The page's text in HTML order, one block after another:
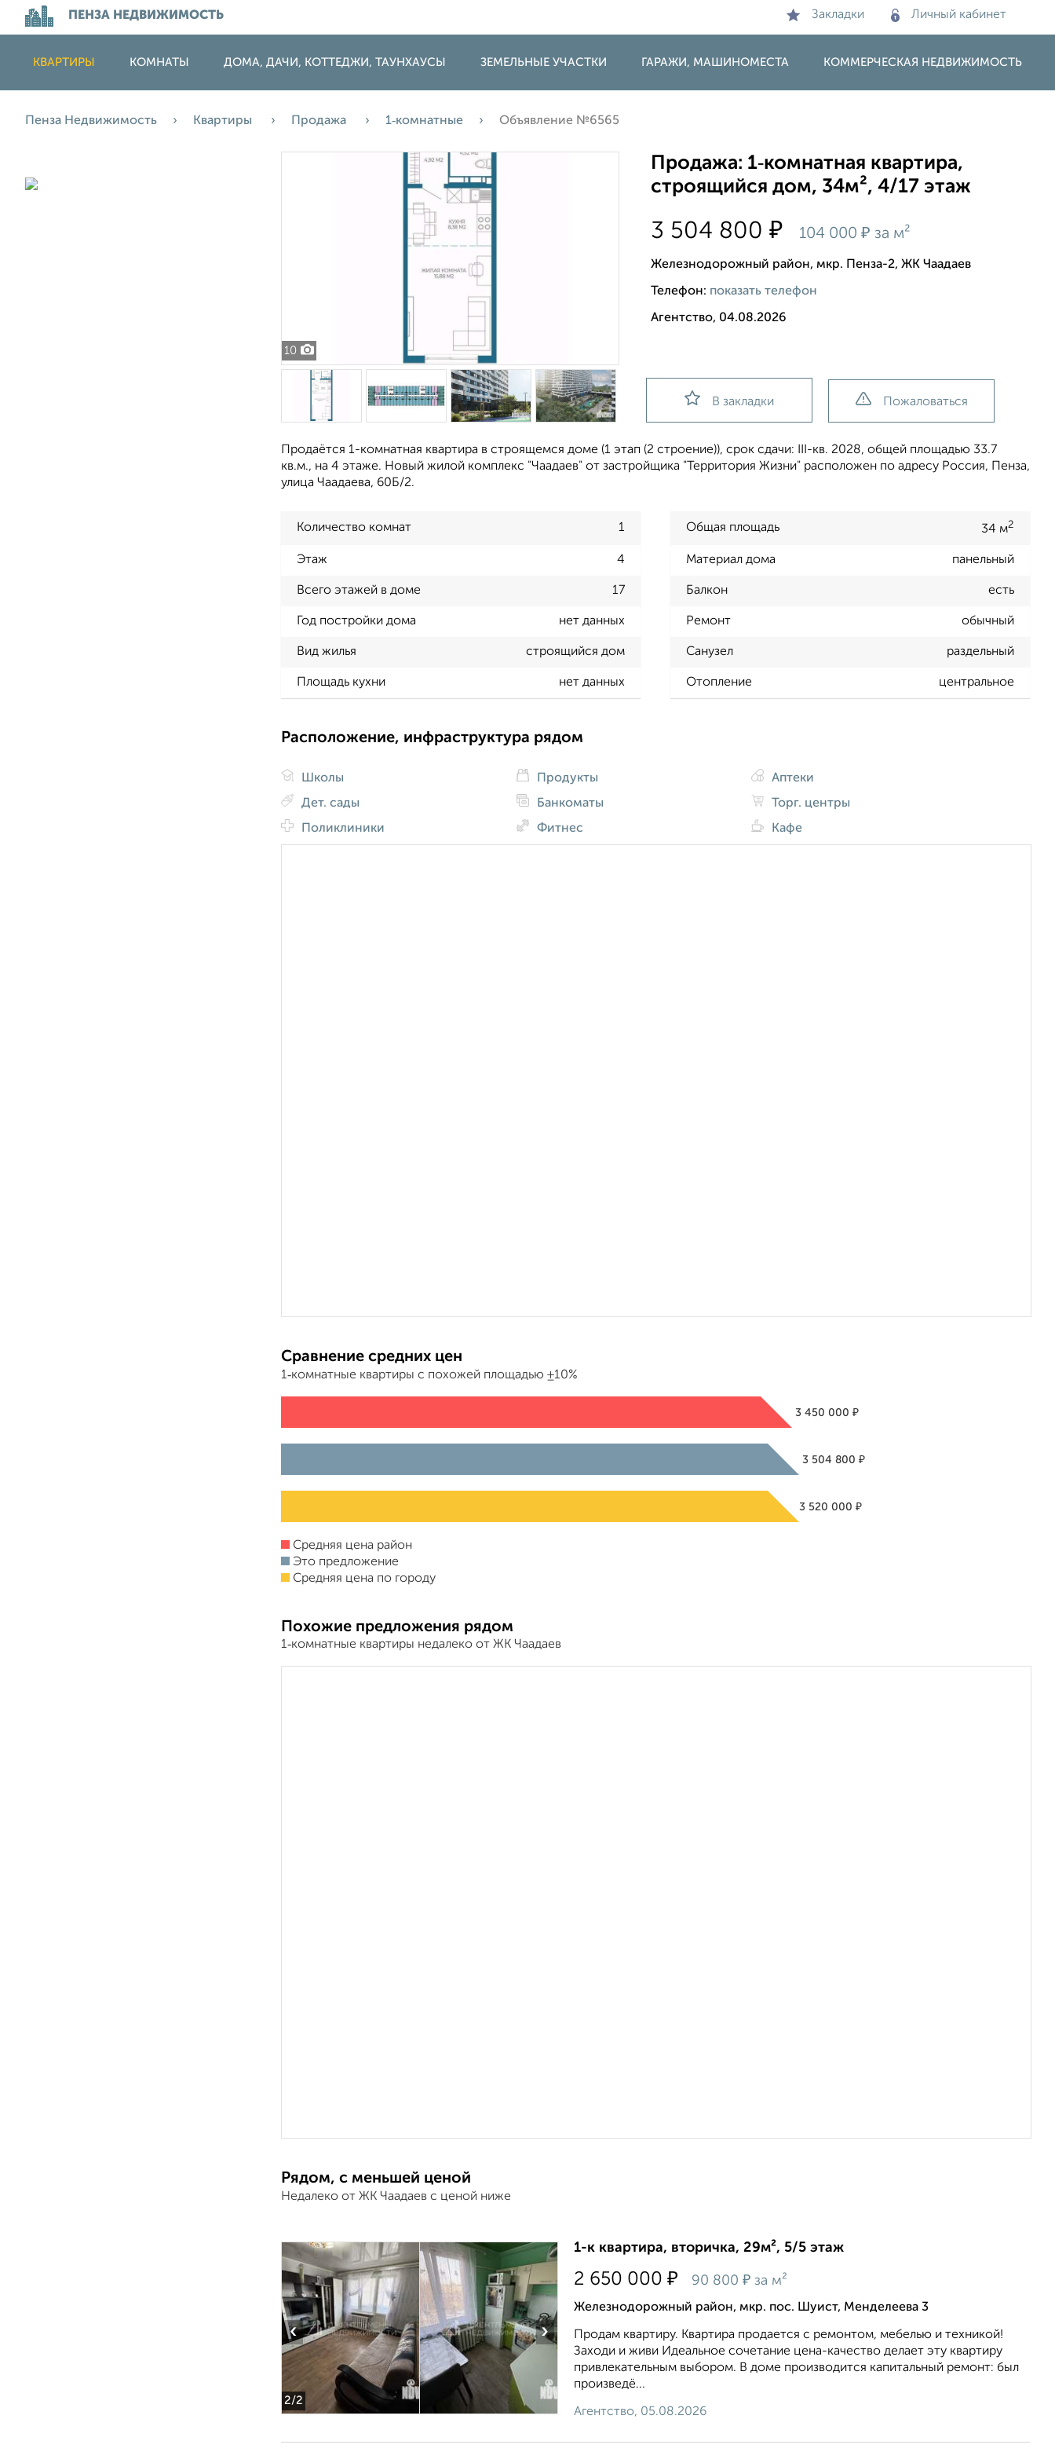
ПЕНЗА НЕДВИЖИМОСТЬ Закладки Личный кабинет
КВАРТИРЫ КОМНАТЫ ДОМА, ДАЧИ, КОТТЕДЖИ, ТАУНХАУСЫ ЗЕМЕЛЬНЫЕ УЧАСТКИ ГАРАЖИ, МАШИНОМЕСТА КОММЕРЧЕСКАЯ НЕДВИЖИМОСТЬ
Пенза Недвижимость Квартиры Продажа 1‑комнатные Объявление №6565
10
Продажа: 1‑комнатная квартира,
строящийся дом, 34м², 4/17 этаж
3 504 800₽ 104 000₽ за м²
Железнодорожный район, мкр. Пенза-2, ЖК Чаадаев
Телефон: показать телефон
Агентство, 04.08.2026
В закладки Пожаловаться
Продаётся 1-комнатная квартира в строящемся доме (1 этап (2 строение)), срок сдачи: III-кв. 2028, общей площадью 33.7
кв.м., на 4 этаже. Новый жилой комплекс "Чаадаев" от застройщика "Территория Жизни" расположен по адресу Россия, Пенза,
улица Чаадаева, 60Б/2.
Количество комнат 1 Общая площадь 34 м2
Этаж 4 Материал дома панельный
Всего этажей в доме 17 Балкон есть
Год постройки дома нет данных Ремонт обычный
Вид жилья строящийся дом Санузел раздельный
Площадь кухни нет данных Отопление центральное
Расположение, инфраструктура рядом
Школы
Дет. сады
Поликлиники
Продукты
Банкоматы
Фитнес
Аптеки
Торг. центры
Кафе
Сравнение средних цен
1‑комнатные квартиры с похожей площадью ±10%
3 450 000 ₽
3 504 800₽
3 520 000₽
Средняя цена район
Это предложение
Средняя цена по городу
Похожие предложения рядом
1‑комнатные квартиры недалеко от ЖК Чаадаев
Рядом, с меньшей ценой
Недалеко от ЖК Чаадаев с ценой ниже
2/2
‹ ›
1-к квартира, вторичка, 29м², 5/5 этаж
2 650 000 ₽ 90 800 ₽ за м²
Железнодорожный район, мкр. пос. Шуист, Менделеева 3
Продам квартиру. Квартира продается с ремонтом, мебелью и техникой!
Заходи и живи Идеальное сочетание цена-качество делает эту квартиру
привлекательным выбором. В доме производится капитальный ремонт: был
произведё...
Агентство, 05.08.2026